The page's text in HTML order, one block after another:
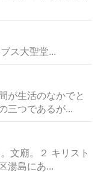
ス大聖堂...
が生活のなかでと
三つであるが...
文廟。２ キリスト
湯島にあ...